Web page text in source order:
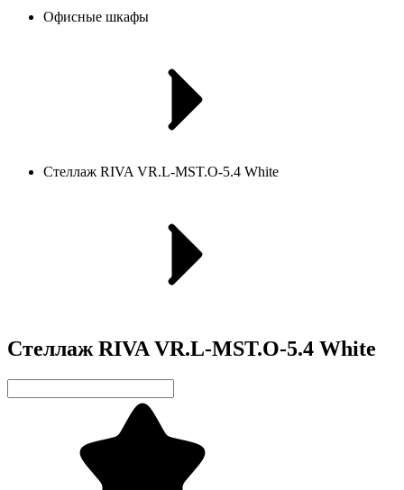
Офисные шкафы
Стеллаж RIVA VR.L-MST.O-5.4 White
Стеллаж RIVA VR.L-MST.O-5.4 White